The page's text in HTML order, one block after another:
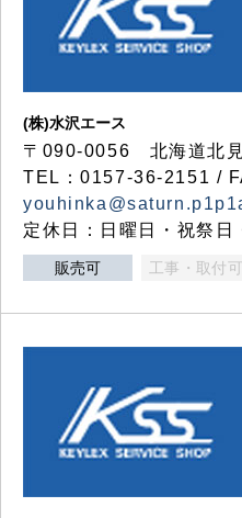
(株)水沢エース
〒090-0056 北海道北
TEL：0157-36-2151 /
定休日：日曜日・祝祭日
販売可 工事・取付可